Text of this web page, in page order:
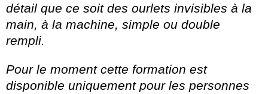
détail que ce soit des ourlets invisibles à la
main, à la machine, simple ou double
rempli.
Pour le moment cette formation est
disponible uniquement pour les personnes